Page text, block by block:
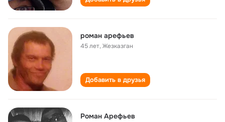
роман арефьев
45 лет,Жезказган
Добавить в друзья
Роман Арефьев